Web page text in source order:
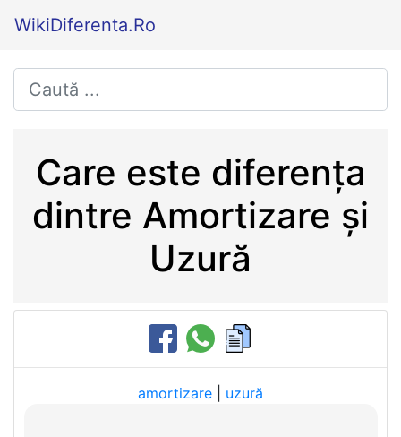
WikiDiferenta.Ro
Care este diferența
dintre Amortizare și
Uzură
amortizare uzură